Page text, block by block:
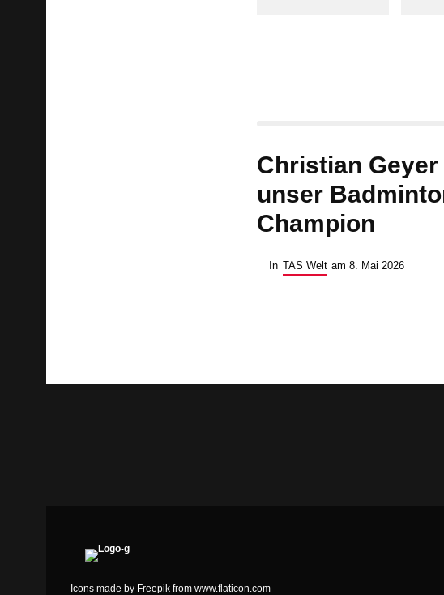
Christian
unser
Champion
In TAS Welt am 8. Mai 2026
Icons made by Freepik from www.flaticon.com